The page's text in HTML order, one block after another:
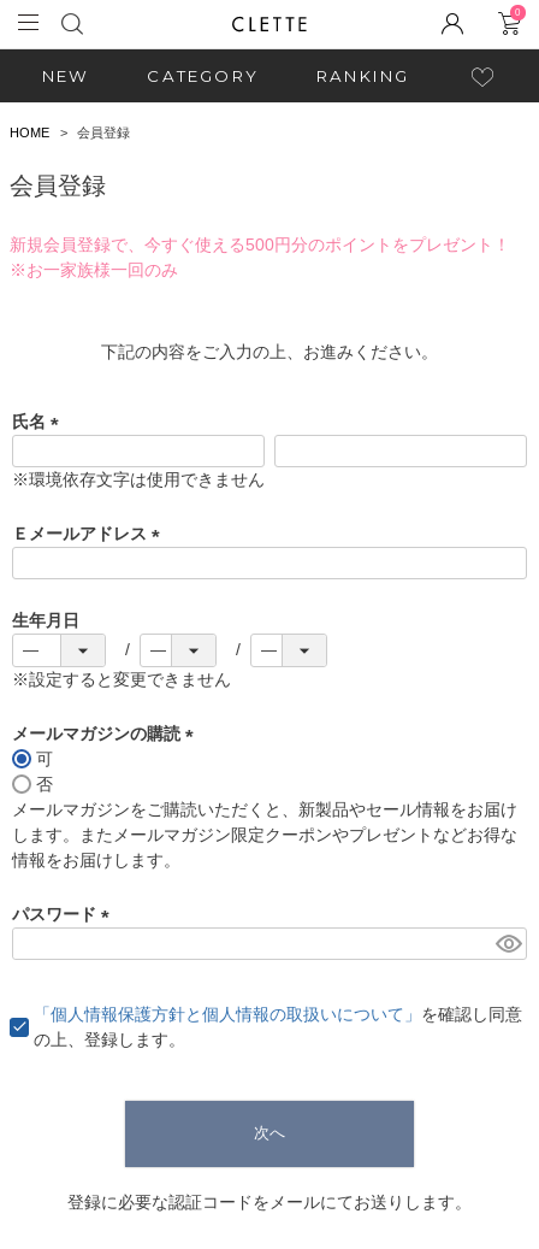
0
NEW CATEGORY RANKING
HOME 会員登録
会員登録
新規会員登録で、今すぐ使える500円分のポイントをプレゼント！
※お一家族様一回のみ
下記の内容をご入力の上、お進みください。
氏名
必
)
※環境依存文字は使用できません
Ｅメールアドレス
)
生年月日
※設定すると変更できません
メールマガジンの購読
須
)
可
否
メールマガジンをご購読いただくと、新製品やセール情報をお届け
します。またメールマガジン限定クーポンやプレゼントなどお得な
情報をお届けします。
パスワード
)
「個人情報保護方針と個人情報の取扱いについて」 を確認し同意
の上、登録します。
次へ
登録に必要な認証コードをメールにてお送りします。